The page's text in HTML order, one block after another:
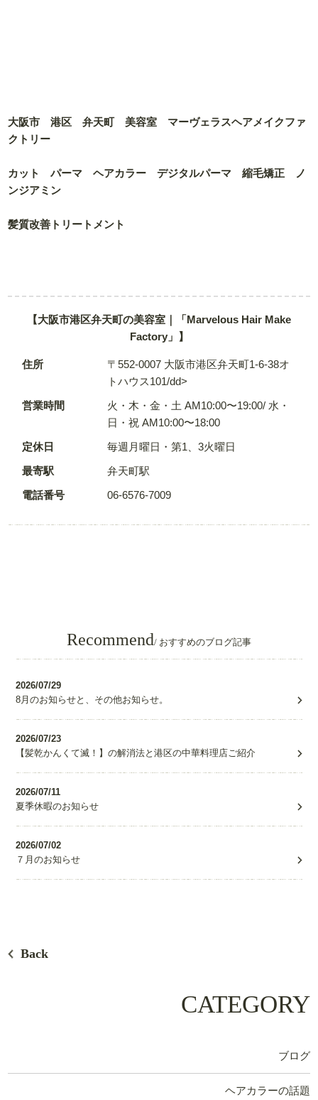
大阪市 港区 弁天町 美容室 マーヴェラスヘアメイクファ
クトリー
カット パーマ ヘアカラー デジタルパーマ 縮毛矯正 ノ
ンジアミン
髪質改善トリートメント
【大阪市港区弁天町の美容室｜「Marvelous Hair Make
Factory」】
住所
〒552-0007 大阪市港区弁天町1-6-38オ
トハウス101/dd>
営業時間
火・木・金・土 AM10:00〜19:00/ 水・
日・祝 AM10:00〜18:00
定休日
毎週月曜日・第1、3火曜日
最寄駅
弁天町駅
電話番号
06-6576-7009
Recommend/ おすすめのブログ記事
2026/07/29
8月のお知らせと、その他お知らせ。
2026/07/23
【髪乾かんくて滅！】の解消法と港区の中華料理店ご紹介
2026/07/11
夏季休暇のお知らせ
2026/07/02
７月のお知らせ
Back
CATEGORY
ブログ
ヘアカラーの話題